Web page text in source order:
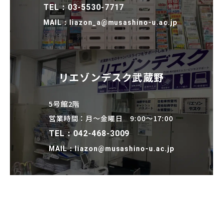
TEL：03-5530-7717
MAIL：liazon_a@musashino-u.ac.jp
リエゾンデスク武蔵野
5号館2階
営業時間：月～金曜日 9:00～17:00
TEL：042-468-3009
MAIL：liazon@musashino-u.ac.jp